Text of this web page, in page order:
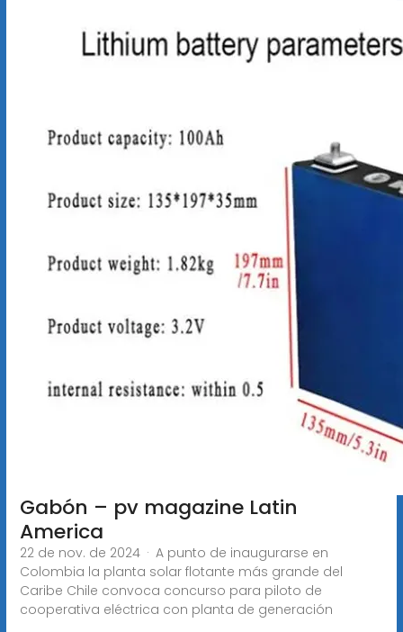
Gabón – pv magazine Latin
America
22 de nov. de 2024 · A punto de inaugurarse en
Colombia la planta solar flotante más grande del
Caribe Chile convoca concurso para piloto de
cooperativa eléctrica con planta de generación